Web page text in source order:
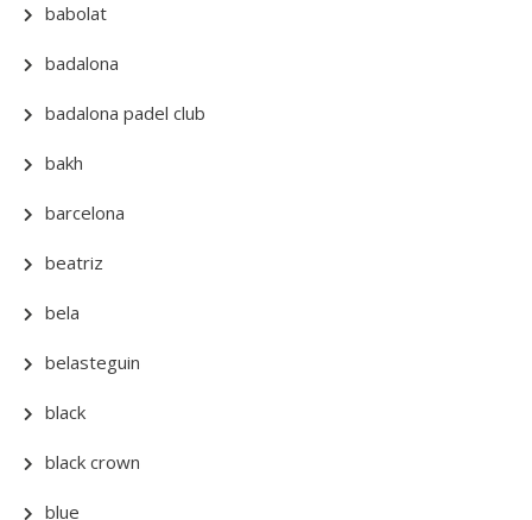
babolat
badalona
badalona padel club
bakh
barcelona
beatriz
bela
belasteguin
black
black crown
blue